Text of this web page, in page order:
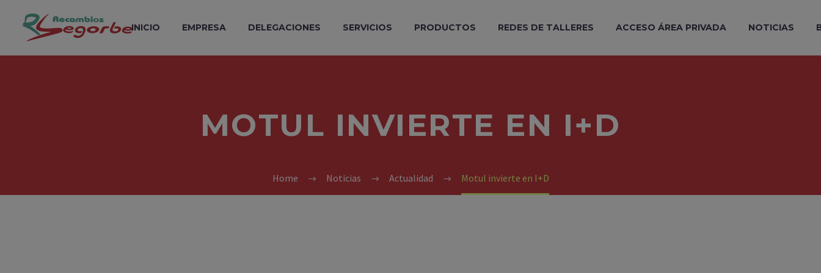
INICIO EMPRESA DELEGACIONES SERVICIOS PRODUCTOS REDES DE TALLERES ACCESO ÁREA PRIVADA NOTICIAS
MOTUL INVIERTE EN I+D
Home Noticias Actualidad Motul invierte en I+D